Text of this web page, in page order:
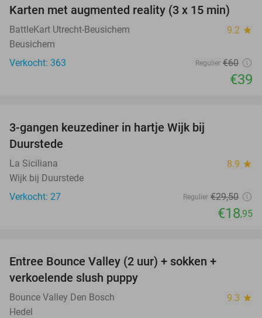
35%
Karten met augmented reality (3 x 15 min)
BattleKart Utrecht-Beusichem 9.2 star
Beusichem
Verkocht: 363
Regulier €60
€39
3-gangen keuzediner in hartje Wijk bij
Duurstede
La Siciliana 8.9 star
Wijk bij Duurstede
Verkocht: 27
Regulier €29,50
€18,95
Entree Bounce Valley (2 uur) + sokken +
verkoelende slush puppy
Bounce Valley Den Bosch 9.3 star
Hedel